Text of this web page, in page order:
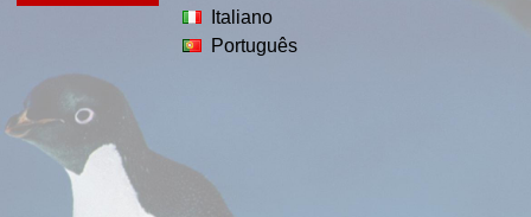
Italiano
Português